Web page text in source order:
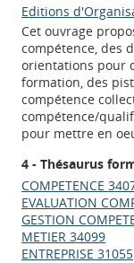
Editions
Cet ouvrage
compétence, des
orientations pour
formation, des
compétence
compétence/
pour mettre en
4 - Thésaurus
COMPETENCE
EVALUATION
GESTION
METIER 34099
ENTREPRISE 31055